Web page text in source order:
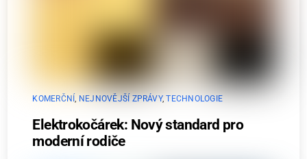
KOMERČNÍ NEJNOVĚJŠÍ ZPRÁVY,TECHNOLOGIE
Elektrokočárek: Nový standard pro
moderní rodiče